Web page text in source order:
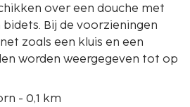
over een douche met
Bij de voorzieningen
zoals een kluis en een
worden weergegeven tot op
- 0,1 km